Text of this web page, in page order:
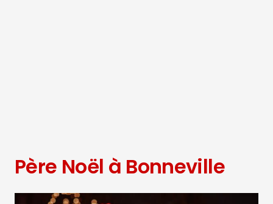
Père Noël à Bonneville